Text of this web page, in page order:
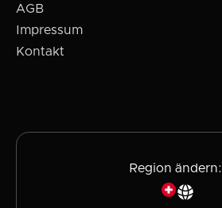
AGB
Impressum
Kontakt
Region ändern: